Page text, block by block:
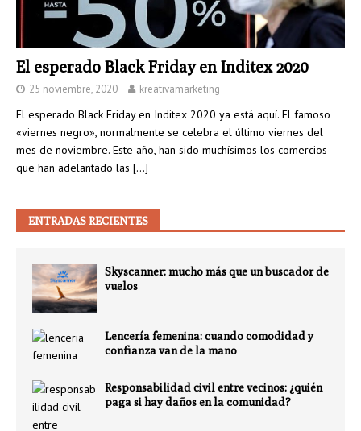
El esperado Black Friday en Inditex 2020
25 noviembre, 2020 kreativamarketing
El esperado Black Friday en Inditex 2020 ya está aquí. El famoso
«viernes negro», normalmente se celebra el último viernes del
mes de noviembre. Este año, han sido muchísimos los comercios
que han adelantado las […]
ENTRADAS RECIENTES
Skyscanner: mucho más que un buscador de
vuelos
Lencería femenina: cuando comodidad y
confianza van de la mano
Responsabilidad civil entre vecinos: ¿quién
paga si hay daños en la comunidad?